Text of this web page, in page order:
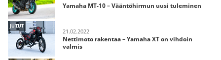
Yamaha MT-10 – Vääntöhirmun uusi tuleminen
JUTUT
21.02.2022
Nettimoto rakentaa – Yamaha XT on vihdoin
valmis